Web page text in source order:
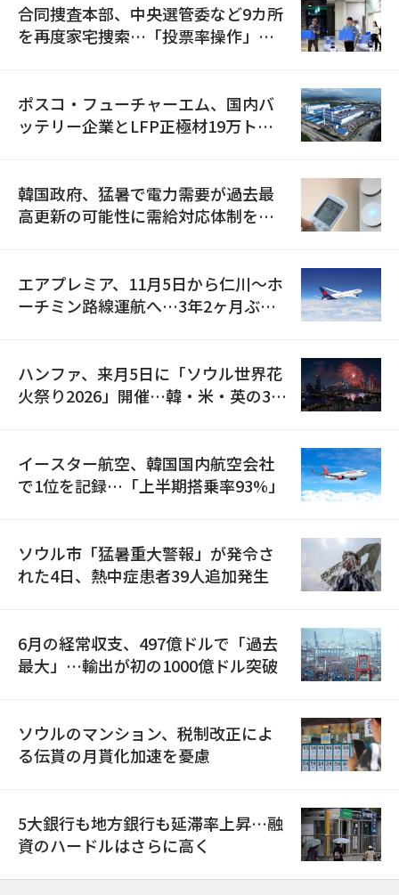
合同捜査本部、中央選管委など9カ所
を再度家宅捜索…「投票率操作」の
ポスコ・フューチャーエム、国内バ
ッテリー企業とLFP正極材19万トン
韓国政府、猛暑で電力需要が過去最
高更新の可能性に需給対応体制を点
エアプレミア、11月5日から仁川〜ホ
ーチミン路線運航へ…3年2ヶ月ぶり
ハンファ、来月5日に「ソウル世界花
火祭り2026」開催…韓・米・英の3カ
イースター航空、韓国国内航空会社
で1位を記録…「上半期搭乗率93%」
ソウル市「猛暑重大警報」が発令さ
れた4日、熱中症患者39人追加発生
6月の経常収支、497億ドルで「過去
最大」…輸出が初の1000億ドル突破
ソウルのマンション、税制改正によ
る伝貰の月貰化加速を憂慮
5大銀行も地方銀行も延滞率上昇…融
資のハードルはさらに高く